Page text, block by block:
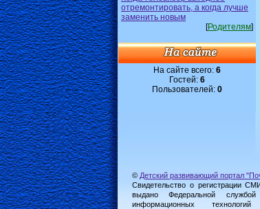
отремонтировать, а когда лучше
заменить новым
[Родителям]
На сайте всего: 6
Гостей: 6
Пользователей: 0
© Детский развивающий портал
Свидетельство о регистрации
выдано Федеральной
информационных